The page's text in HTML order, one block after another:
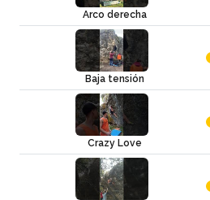
Arco derecha
Baja tensión
Crazy Love